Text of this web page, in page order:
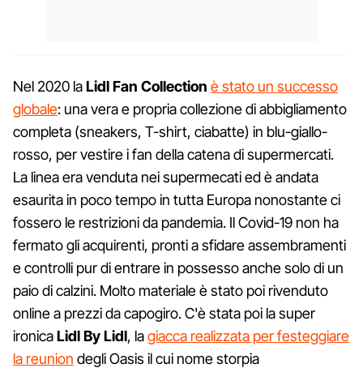
Nel 2020 laLidl Fan Collection è stato un successo
globale: una vera e propria collezione di abbigliamento
completa (sneakers, T-shirt, ciabatte) in blu-giallo-
rosso, per vestire i fan della catena di supermercati.
La linea era venduta nei supermecati ed è andata
esaurita in poco tempo in tutta Europa nonostante ci
fossero le restrizioni da pandemia. Il Covid-19 non ha
fermato gli acquirenti, pronti a sfidare assembramenti
e controlli pur di entrare in possesso anche solo di un
paio di calzini. Molto materiale è stato poi rivenduto
online a prezzi da capogiro. C'è stata poi la super
ironicaLidl By Lidl, lagiacca realizzata per festeggiare
la reunion degli Oasis il cui nome storpia